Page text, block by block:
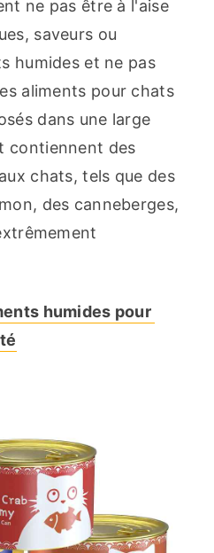
ne pas être à l'aise
saveurs ou
humides et ne pas
aliments pour chats
dans une large
contiennent des
chats, tels que des
des canneberges,
humides pour